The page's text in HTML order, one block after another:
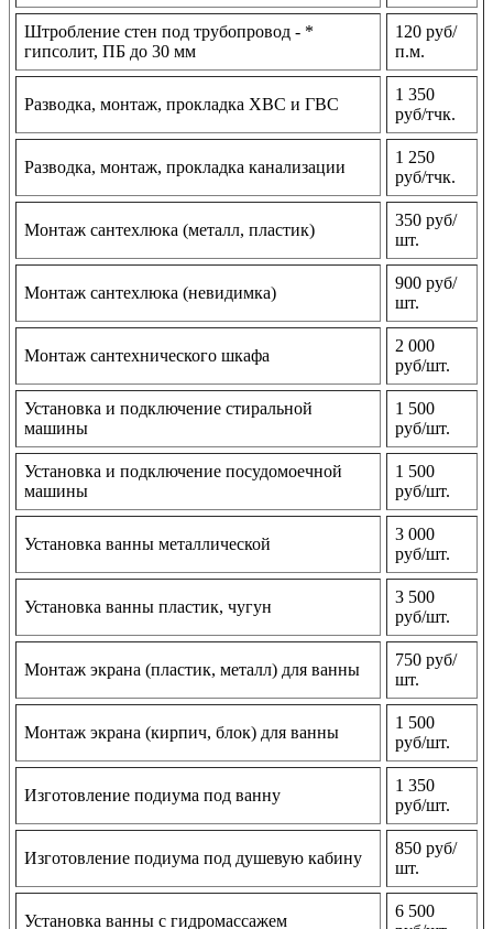
Штробление стен под трубопровод - *
гипсолит, ПБ до 30 мм
120 руб/
п.м.
Разводка, монтаж, прокладка ХВС и ГВС
1 350
руб/тчк.
Разводка, монтаж, прокладка канализации
1 250
руб/тчк.
Монтаж сантехлюка (металл, пластик)
350 руб/
шт.
Монтаж сантехлюка (невидимка)
900 руб/
шт.
Монтаж сантехнического шкафа
2 000
руб/шт.
Установка и подключение стиральной
машины
1 500
руб/шт.
Установка и подключение посудомоечной
машины
1 500
руб/шт.
Установка ванны металлической
3 000
руб/шт.
Установка ванны пластик, чугун
3 500
руб/шт.
Монтаж экрана (пластик, металл) для ванны
750 руб/
шт.
Монтаж экрана (кирпич, блок) для ванны
1 500
руб/шт.
Изготовление подиума под ванну
1 350
руб/шт.
Изготовление подиума под душевую кабину
850 руб/
шт.
Установка ванны с гидромассажем
6 500